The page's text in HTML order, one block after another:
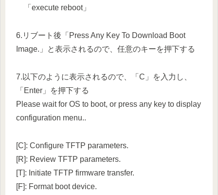
「execute reboot」
6.リブート後「Press Any Key To Download Boot
Image.」と表示されるので、任意のキーを押下する
7.以下のように表示されるので、「C」を入力し、
「Enter」を押下する
Please wait for OS to boot, or press any key to display
configuration menu..
[C]: Configure TFTP parameters.
[R]: Review TFTP parameters.
[T]: Initiate TFTP firmware transfer.
[F]: Format boot device.